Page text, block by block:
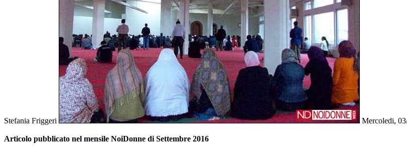
Stefania Friggeri Mercoledi,
Articolo pubblicato nel mensile NoiDonne di Settembre 2016